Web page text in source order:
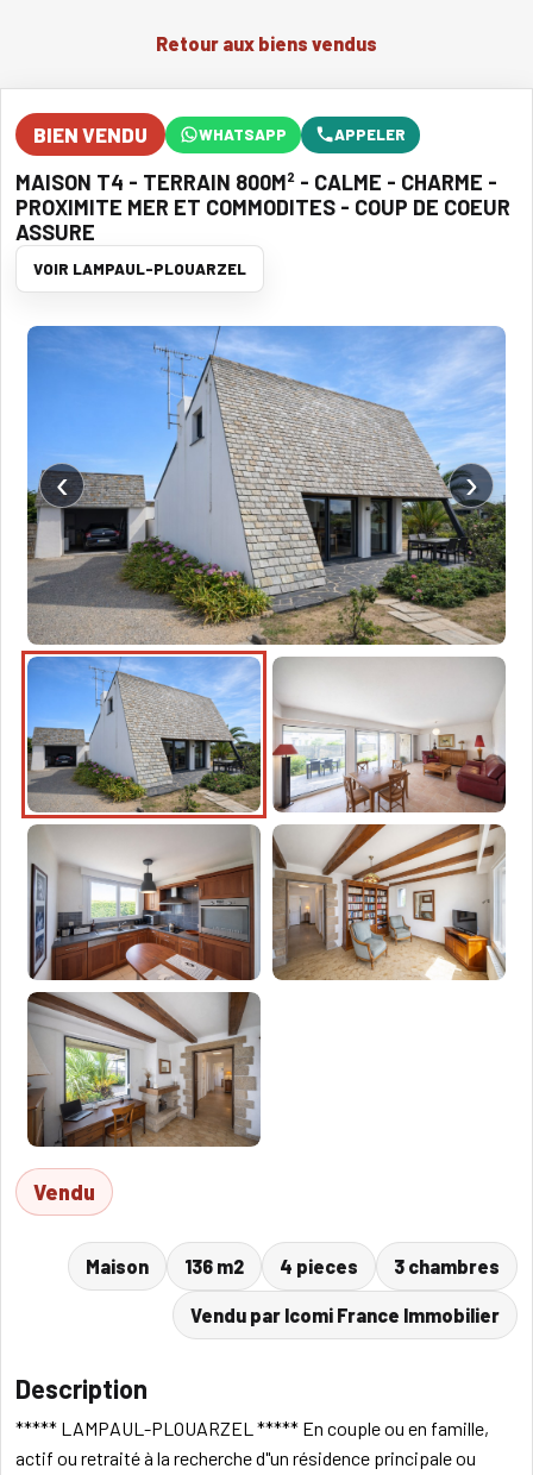
Retour aux biens vendus
BIEN VENDU WHATSAPP APPELER
MAISON T4 - TERRAIN 800M² - CALME - CHARME -
PROXIMITE MER ET COMMODITES - COUP DE COEUR
ASSURE
VOIR LAMPAUL-PLOUARZEL
‹ ›
Vendu
Maison 136 m2 4 pieces 3 chambres
Vendu par Icomi France Immobilier
Description
***** LAMPAUL-PLOUARZEL ***** En couple ou en famille,
actif ou retraité à la recherche d"un résidence principale ou